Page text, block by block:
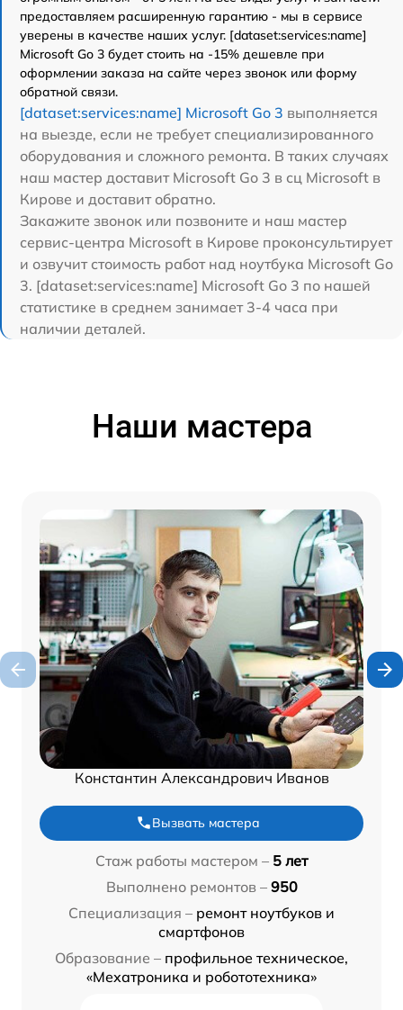
предоставляем расширенную гарантию - мы в сервисе
уверены в качестве наших услуг. [dataset:services:name]
Microsoft Go 3 будет стоить на -15% дешевле при
оформлении заказа на сайте через звонок или форму
обратной связи.
[dataset:services:name] Microsoft Go 3 выполняется
на выезде, если не требует специализированного
оборудования и сложного ремонта. В таких случаях
наш мастер доставит Microsoft Go 3 в сц Microsoft в
Кирове и доставит обратно.
Закажите звонок или позвоните и наш мастер
сервис-центра Microsoft в Кирове проконсультирует
и озвучит стоимость работ над ноутбука Microsoft Go
3. [dataset:services:name] Microsoft Go 3 по нашей
статистике в среднем занимает 3-4 часа при
наличии деталей.
Наши мастера
Константин Александрович Иванов
Вызвать мастера
Стаж работы мастером – 5 лет
Выполнено ремонтов – 950
Специализация – ремонт ноутбуков и
смартфонов
Образование – профильное техническое,
«Мехатроника и робототехника»